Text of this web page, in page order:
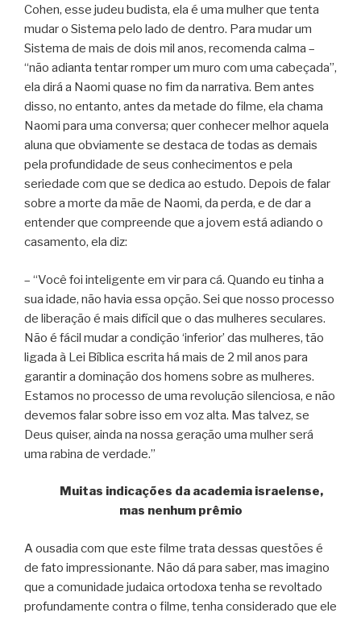
Cohen, esse judeu budista, ela é uma mulher que tenta
mudar o Sistema pelo lado de dentro. Para mudar um
Sistema de mais de dois mil anos, recomenda calma –
“não adianta tentar romper um muro com uma cabeçada”,
ela dirá a Naomi quase no fim da narrativa. Bem antes
disso, no entanto, antes da metade do filme, ela chama
Naomi para uma conversa; quer conhecer melhor aquela
aluna que obviamente se destaca de todas as demais
pela profundidade de seus conhecimentos e pela
seriedade com que se dedica ao estudo. Depois de falar
sobre a morte da mãe de Naomi, da perda, e de dar a
entender que compreende que a jovem está adiando o
casamento, ela diz:
– “Você foi inteligente em vir para cá. Quando eu tinha a
sua idade, não havia essa opção. Sei que nosso processo
de liberação é mais difícil que o das mulheres seculares.
Não é fácil mudar a condição ‘inferior’ das mulheres, tão
ligada à Lei Bíblica escrita há mais de 2 mil anos para
garantir a dominação dos homens sobre as mulheres.
Estamos no processo de uma revolução silenciosa, e não
devemos falar sobre isso em voz alta. Mas talvez, se
Deus quiser, ainda na nossa geração uma mulher será
uma rabina de verdade.”
Muitas indicações da academia israelense,
mas nenhum prêmio
A ousadia com que este filme trata dessas questões é
de fato impressionante. Não dá para saber, mas imagino
que a comunidade judaica ortodoxa tenha se revoltado
profundamente contra o filme, tenha considerado que ele